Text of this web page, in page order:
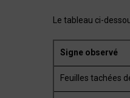
Le tableau ci-
Signe observé
Feuilles tachées